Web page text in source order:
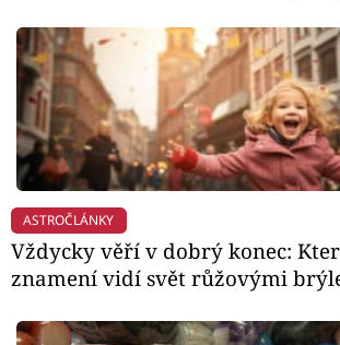
ASTROČLÁNKY
Vždycky věří v dobrý konec:
znamení vidí svět růžovými